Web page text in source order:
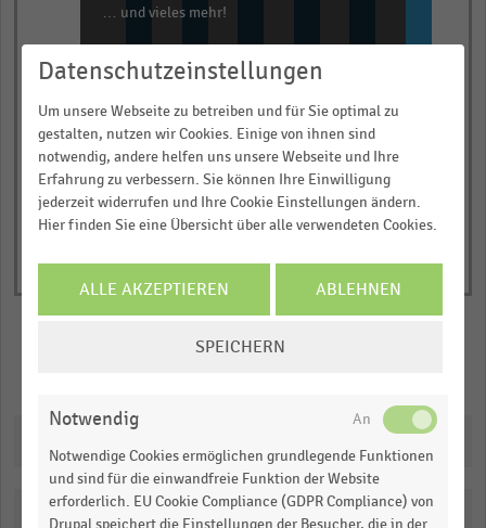
has
axis
displaying
Nettoumsatz
in
View
data
table.
1995 1996 1997 1998
0,0
© Handelsdaten 2026
End
of
interactive
chart
… und vieles mehr!
JETZT INFORMIEREN
Katalogisierung
Datenschutzeinstellungen
Um unsere Webseite zu betreiben und für Sie optimal zu
gestalten, nutzen wir Cookies. Einige von ihnen sind
notwendig, andere helfen uns unsere Webseite und Ihre
Erfahrung zu verbessern. Sie können Ihre Einwilligung
jederzeit widerrufen und Ihre Cookie Einstellungen ändern.
Hier finden Sie eine Übersicht über alle verwendeten Cookies.
ALLE AKZEPTIEREN ABLEHNEN
SPEICHERN
Notwendig
Notwendige Cookies ermöglichen grundlegende Funktionen
und sind für die einwandfreie Funktion der Website
erforderlich. EU Cookie Compliance (GDPR Compliance) von
Drupal speichert die Einstellungen der Besucher, die in der